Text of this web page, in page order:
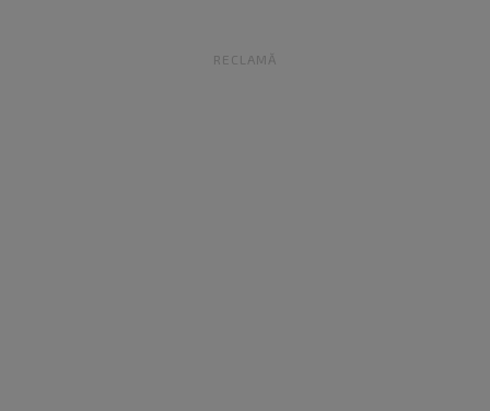
RECLAMĂ